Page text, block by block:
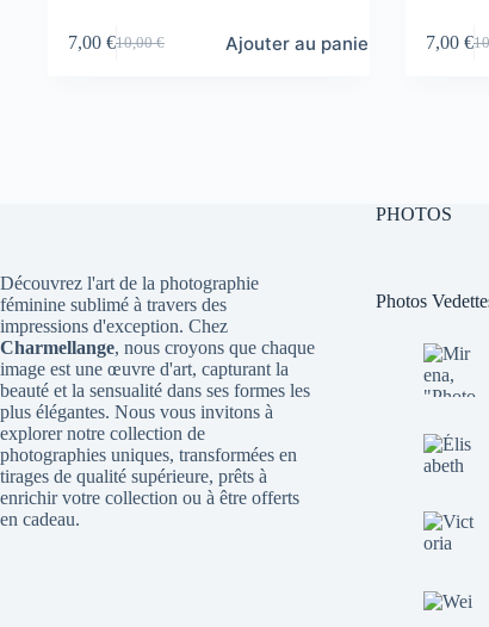
10,00€
Le
7,00 €Le
Ajouter au panier 7,00 €
Découvrez l'art de la photographie
féminine sublimé à travers des
impressions d'exception. Chez
Charmellange, nous croyons que chaque
image est une œuvre d'art, capturant la
beauté et la sensualité dans ses formes les
plus élégantes. Nous vous invitons à
explorer notre collection de
photographies uniques, transformées en
tirages de qualité supérieure, prêts à
enrichir votre collection ou à être offerts
en cadeau.
PHOTOS
Photos